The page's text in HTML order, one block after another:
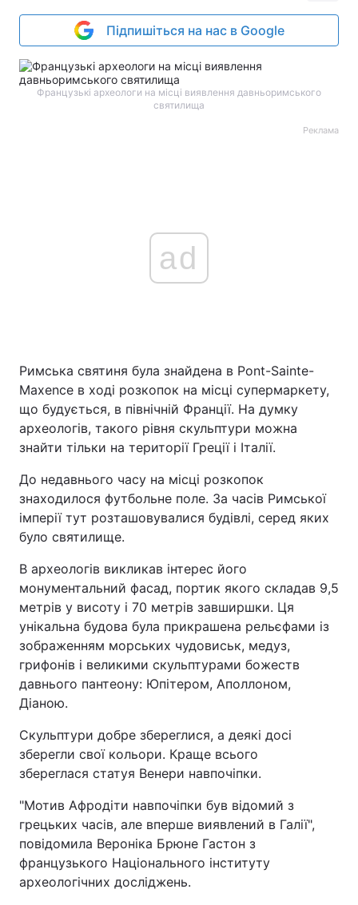
Підпишіться на нас в Google
Французькі археологи на місці виявлення давньоримського
святилища
Реклама
ad
Римська святиня була знайдена в Pont-Sainte-
Maxence в ході розкопок на місці супермаркету,
що будується, в північній Франції. На думку
археологів, такого рівня скульптури можна
знайти тільки на території Греції і Італії.
До недавнього часу на місці розкопок
знаходилося футбольне поле. За часів Римської
імперії тут розташовувалися будівлі, серед яких
було святилище.
В археологів викликав інтерес його
монументальний фасад, портик якого складав 9,5
метрів у висоту і 70 метрів завширшки. Ця
унікальна будова була прикрашена рельєфами із
зображенням морських чудовиськ, медуз,
грифонів і великими скульптурами божеств
давнього пантеону: Юпітером, Аполлоном,
Діаною.
Скульптури добре збереглися, а деякі досі
зберегли свої кольори. Краще всього
збереглася статуя Венери навпочіпки.
"Мотив Афродіти навпочіпки був відомий з
грецьких часів, але вперше виявлений в Галії",
повідомила Вероніка Брюне Гастон з
французького Національного інституту
археологічних досліджень.